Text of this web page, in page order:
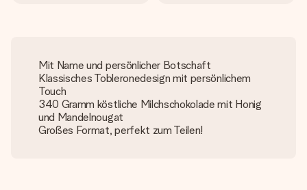
Mit Name und persönlicher Botschaft
Klassisches Tobleronedesign mit persönlichem
Touch
340 Gramm köstliche Milchschokolade mit Honig
und Mandelnougat
Großes Format, perfekt zum Teilen!